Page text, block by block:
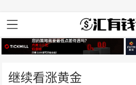
继续看涨黄金